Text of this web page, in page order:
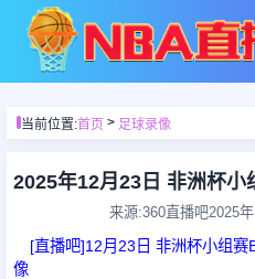
首页
足球直播
篮球直播
当前位置:首页> 足球录像
来源:360直播吧2025
[直播吧]12月23日 非洲杯小组
像